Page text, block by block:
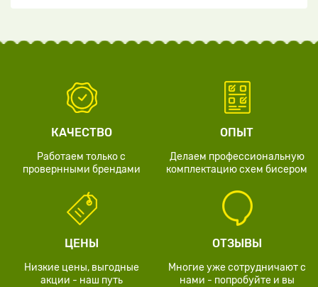
КАЧЕСТВО
Работаем только с
провернными брендами
ОПЫТ
Делаем профессиональную
комплектацию схем бисером
ЦЕНЫ
Низкие цены, выгодные
акции - наш путь
ОТЗЫВЫ
Многие уже сотрудничают с
нами - попробуйте и вы